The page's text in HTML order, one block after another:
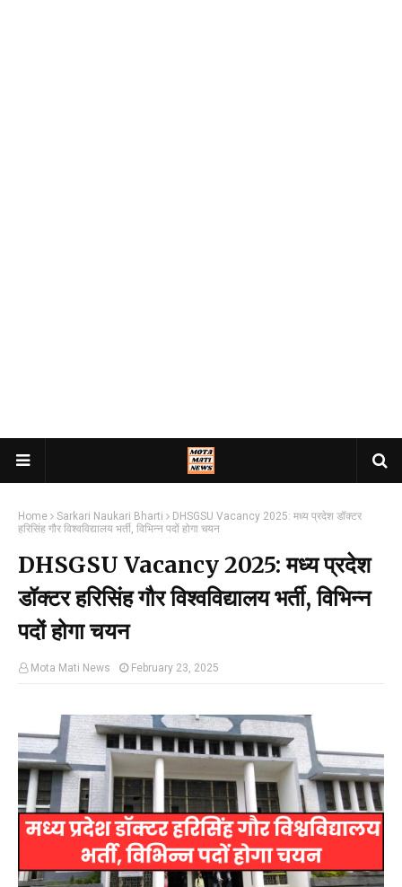
Home Sarkari Naukari Bharti
DHSGSU Vacancy 2025: मध्य प्रदेश डॉक्टर
हरिसिंह गौर विश्वविद्यालय भर्ती, विभिन्न पदों होगा चयन
DHSGSU Vacancy 2025: मध्य प्रदेश
डॉक्टर हरिसिंह गौर विश्वविद्यालय भर्ती, विभिन्न
पदों होगा चयन
Mota Mati News February 23, 2025